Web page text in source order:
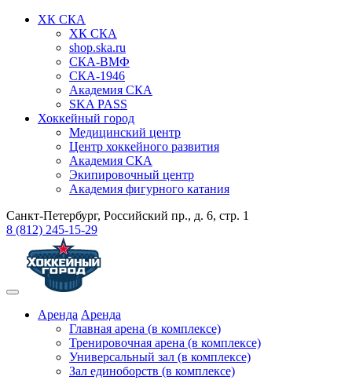
ХК СКА
ХК СКА
shop.ska.ru
СКА-ВМФ
СКА-1946
Академия СКА
SKA PASS
Хоккейный город
Медицинский центр
Центр хоккейного развития
Академия СКА
Экипировочный центр
Академия фигурного катания
Санкт-Петербург, Российский пр., д. 6, стр. 1
8 (812) 245-15-29
Аренда Аренда
Главная арена (в комплексе)
Тренировочная арена (в комплексе)
Универсальный зал (в комплексе)
Зал единоборств (в комплексе)